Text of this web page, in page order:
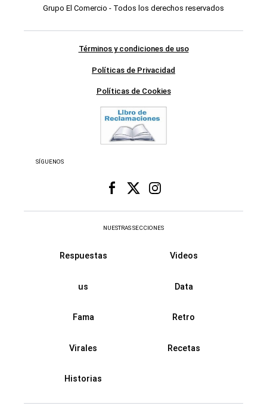
Grupo El Comercio - Todos los derechos reservados
Términos y condiciones de uso
Políticas de Privacidad
Políticas de Cookies
SÍGUENOS
NUESTRAS SECCIONES
Respuestas Videos
us Data
Fama Retro
Virales Recetas
Historias